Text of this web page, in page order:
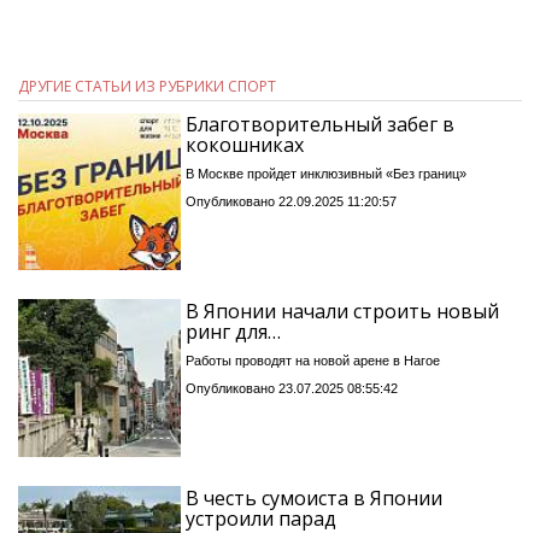
ДРУГИЕ СТАТЬИ ИЗ РУБРИКИ СПОРТ
Благотворительный забег в
кокошниках
В Москве пройдет инклюзивный «Без границ»
Опубликовано 22.09.2025 11:20:57
В Японии начали строить новый
ринг для…
Работы проводят на новой арене в Нагое
Опубликовано 23.07.2025 08:55:42
В честь сумоиста в Японии
устроили парад